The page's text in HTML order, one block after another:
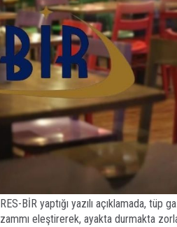
RES-BİR yaptığı yazılı açıklamada, tüp
zammı eleştirerek, ayakta durmakta